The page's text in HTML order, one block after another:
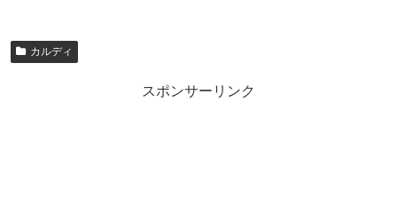
カルディ
スポンサーリンク